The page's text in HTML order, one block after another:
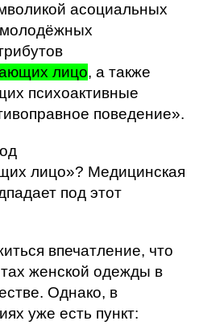
асоциальных
лицо, а также
психоактивные
поведение».
лицо»? Медицинская
под этот
впечатление, что
женской одежды в
Однако, в
уже есть пункт: